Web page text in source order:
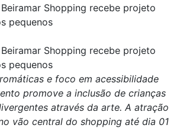
Shopping recebe projeto
pequenos
Shopping recebe projeto
pequenos
e foco em acessibilidade
promove a inclusão de crianças
através da arte. A atração
vão central do shopping até dia 01